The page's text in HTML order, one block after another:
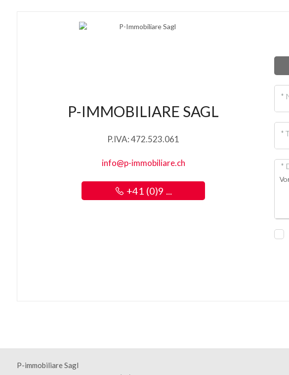
P-IMMOBILIARE SAGL
P.IVA: 472.523.061
info@p-immobiliare.ch
+41 (0)9 ...
*
*
*
P-immobiliare Sagl